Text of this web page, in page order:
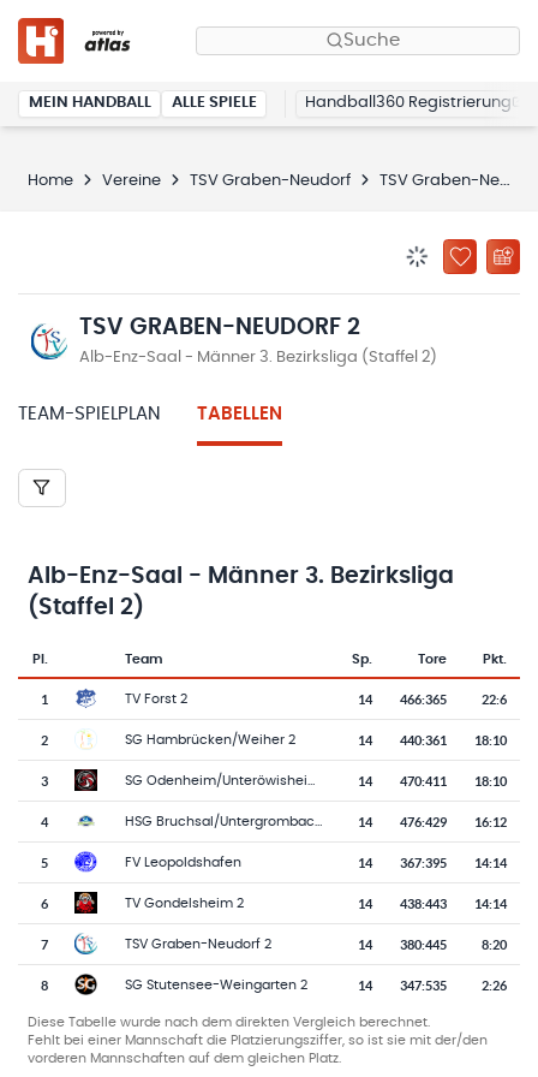
Suche
MEIN HANDBALL ALLE SPIELE Handball360 Registrierung
Home Vereine TSV Graben-Neudorf TSV Graben-Neudorf 2
ZU
TSV GRABEN-NEUDORF 2
Alb-Enz-Saal - Männer 3. Bezirksliga (Staffel 2)
TEAM-SPIELPLAN TABELLEN
Alb-Enz-Saal - Männer 3. Bezirksliga
(Staffel 2)
Tabelle mit Vereinsplatzierungen, Spielen, Toren und Punkten
Pl.
Team-Logo
Team Sp. Tore Pkt.
1 TV Forst 2 14 466:365 22:6
2 SG Hambrücken/Weiher 2 14 440:361 18:10
3 14 470:411 18:10
4 14 476:429 16:12
5 FV Leopoldshafen 14 367:395 14:14
6 TV Gondelsheim 2 14 438:443 14:14
7 TSV Graben-Neudorf 2 14 380:445 8:20
8 SG Stutensee-Weingarten 2 14 347:535 2:26
Diese Tabelle wurde nach dem direkten Vergleich berechnet.
Fehlt bei einer Mannschaft die Platzierungsziffer, so ist sie mit der/den
vorderen Mannschaften auf dem gleichen Platz.